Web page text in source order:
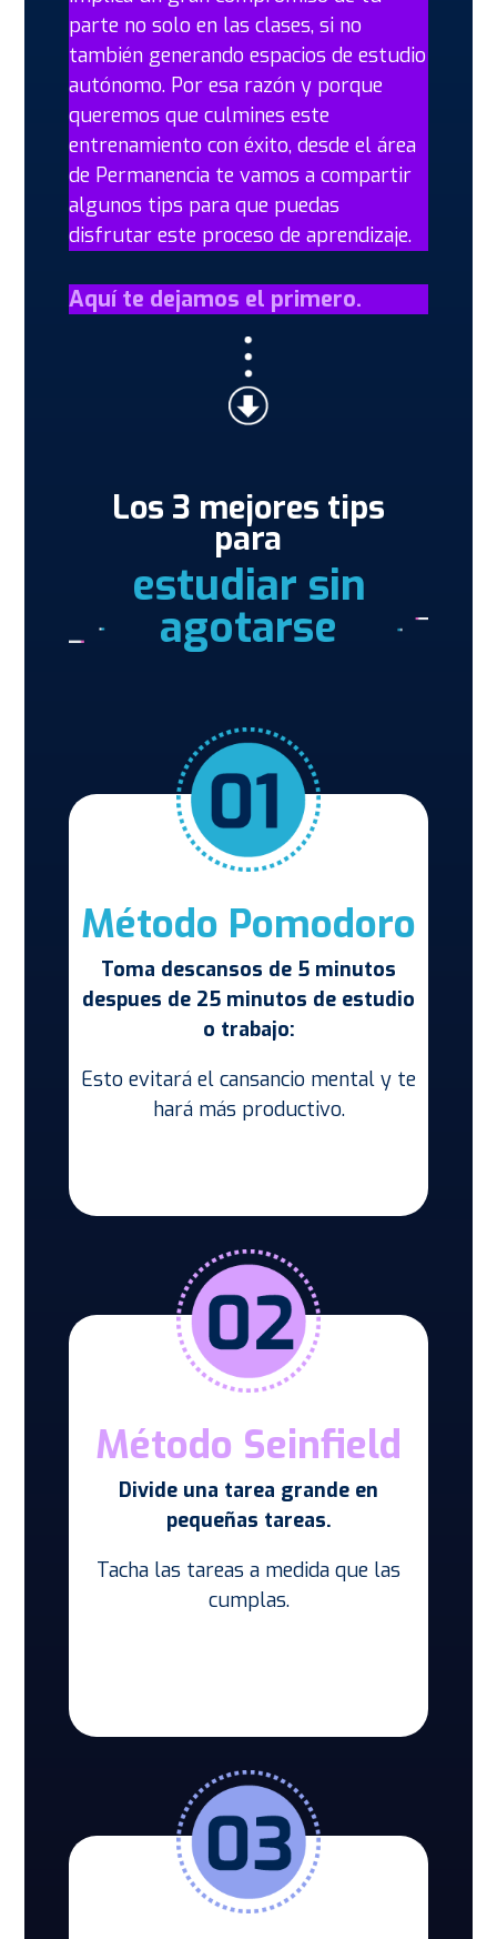
parte no solo en las clases, si no
también generando espacios de estudio
autónomo. Por esa razón y porque
queremos que culmines este
entrenamiento con éxito, desde el área
de Permanencia te vamos a compartir
algunos tips para que puedas
disfrutar este proceso de aprendizaje.
Aquí te dejamos el primero.
Los 3 mejores tips
para
estudiar sin
agotarse
Método Pomodoro
Toma descansos de 5 minutos
despues de 25 minutos de estudio
o trabajo:
Esto evitará el cansancio mental y te
hará más productivo.
Método Seinfield
Divide una tarea grande en
pequeñas tareas.
Tacha las tareas a medida que las
cumplas.